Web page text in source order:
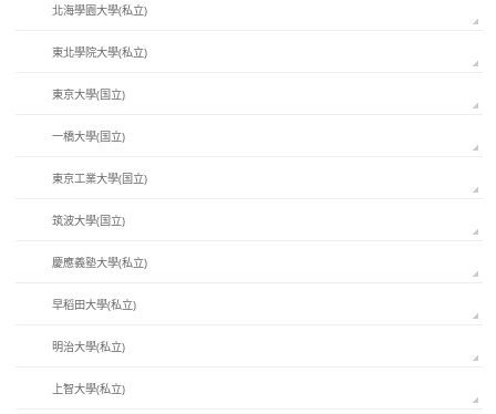
北海學園大學(私立)
東北學院大學(私立)
東京大學(国立)
一橋大學(国立)
東京工業大學(国立)
筑波大學(国立)
慶應義塾大學(私立)
早稻田大學(私立)
明治大學(私立)
上智大學(私立)